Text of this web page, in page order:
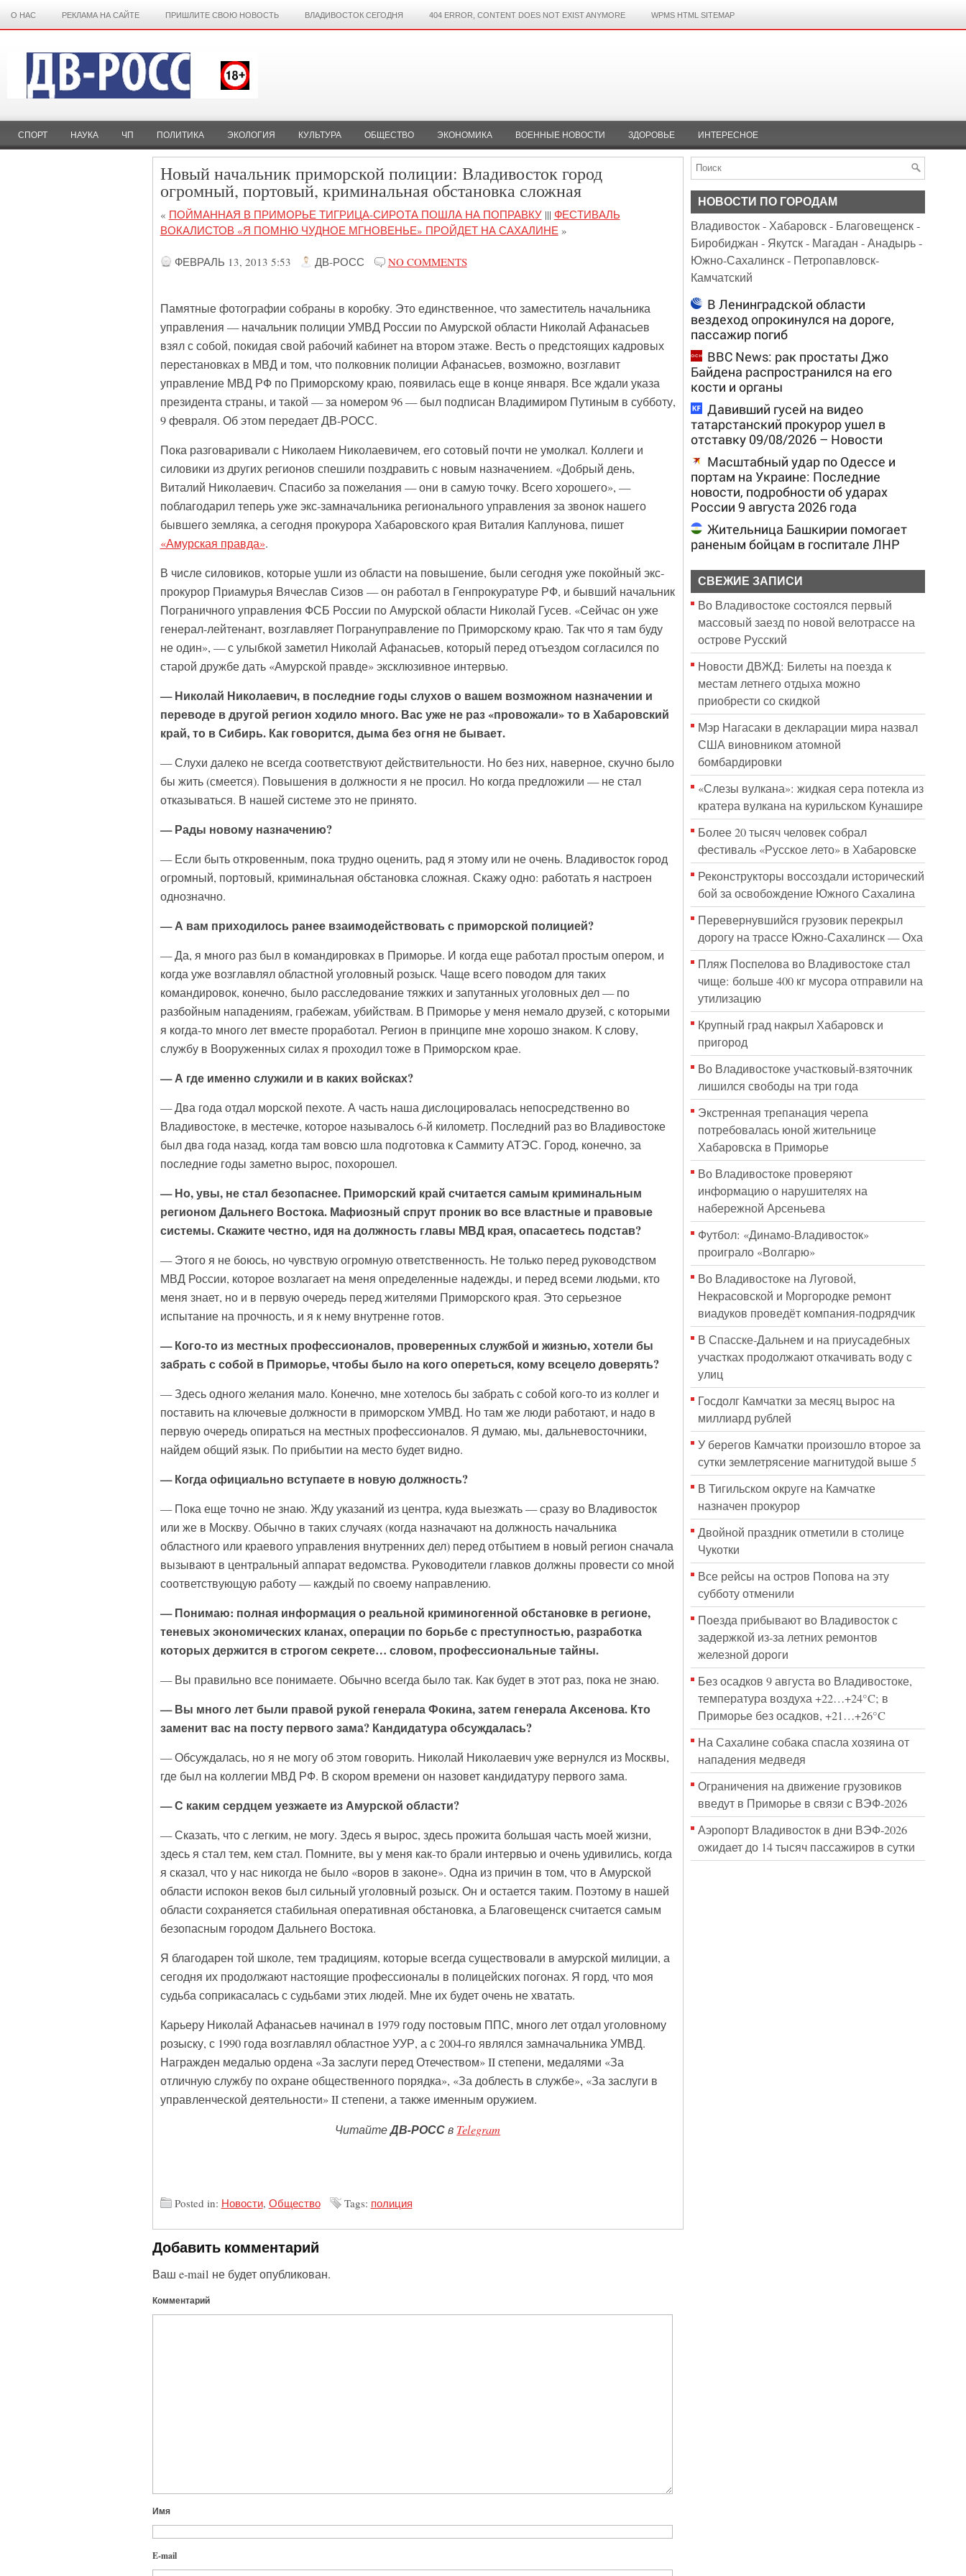
О НАС РЕКЛАМА НА САЙТЕ ПРИШЛИТЕ СВОЮ НОВОСТЬ ВЛАДИВОСТОК СЕГОДНЯ 404 ERROR, CONTENT DOES NOT EXIST ANYMORE WPMS HTML SITEMAP
СПОРТ НАУКА ЧП ПОЛИТИКА ЭКОЛОГИЯ КУЛЬТУРА ОБЩЕСТВО ЭКОНОМИКА ВОЕННЫЕ НОВОСТИ ЗДОРОВЬЕ ИНТЕРЕСНОЕ
Новый начальник приморской полиции: Владивосток город
огромный, портовый, криминальная обстановка сложная
« ПОЙМАННАЯ В ПРИМОРЬЕ ТИГРИЦА-СИРОТА ПОШЛА НА ПОПРАВКУ||| ФЕСТИВАЛЬ
ВОКАЛИСТОВ «Я ПОМНЮ ЧУДНОЕ МГНОВЕНЬЕ» ПРОЙДЕТ НА САХАЛИНЕ»
ФЕВРАЛЬ 13, 2013 5:53 ДВ-РОСС NO COMMENTS
Памятные фотографии собраны в коробку. Это единственное, что заместитель начальника
управления — начальник полиции УМВД России по Амурской области Николай Афанасьев
взял с собой, покидая свой рабочий кабинет на втором этаже. Весть о предстоящих кадровых
перестановках в МВД и том, что полковник полиции Афанасьев, возможно, возглавит
управление МВД РФ по Приморскому краю, появилась еще в конце января. Все ждали указа
президента страны, и такой — за номером 96 — был подписан Владимиром Путиным в субботу,
9 февраля. Об этом передает ДВ-РОСС.
Пока разговаривали с Николаем Николаевичем, его сотовый почти не умолкал. Коллеги и
силовики из других регионов спешили поздравить с новым назначением. «Добрый день,
Виталий Николаевич. Спасибо за пожелания — они в самую точку. Всего хорошего», —
поблагодарил теперь уже экс-замначальника регионального управления за звонок нашего
бывшего земляка, а сегодня прокурора Хабаровского края Виталия Каплунова, пишет
«Амурская правда».
В числе силовиков, которые ушли из области на повышение, были сегодня уже покойный экс-
прокурор Приамурья Вячеслав Сизов — он работал в Генпрокуратуре РФ, и бывший начальник
Пограничного управления ФСБ России по Амурской области Николай Гусев. «Сейчас он уже
генерал-лейтенант, возглавляет Погрануправление по Приморскому краю. Так что я там буду
не один», — с улыбкой заметил Николай Афанасьев, который перед отъездом согласился по
старой дружбе дать «Амурской правде» эксклюзивное интервью.
— Николай Николаевич, в последние годы слухов о вашем возможном назначении и
переводе в другой регион ходило много. Вас уже не раз «провожали» то в Хабаровский
край, то в Сибирь. Как говорится, дыма без огня не бывает.
— Слухи далеко не всегда соответствуют действительности. Но без них, наверное, скучно было
бы жить (смеется). Повышения в должности я не просил. Но когда предложили — не стал
отказываться. В нашей системе это не принято.
— Рады новому назначению?
— Если быть откровенным, пока трудно оценить, рад я этому или не очень. Владивосток город
огромный, портовый, криминальная обстановка сложная. Скажу одно: работать я настроен
однозначно.
— А вам приходилось ранее взаимодействовать с приморской полицией?
— Да, я много раз был в командировках в Приморье. И когда еще работал простым опером, и
когда уже возглавлял областной уголовный розыск. Чаще всего поводом для таких
командировок, конечно, было расследование тяжких и запутанных уголовных дел — по
разбойным нападениям, грабежам, убийствам. В Приморье у меня немало друзей, с которыми
я когда-то много лет вместе проработал. Регион в принципе мне хорошо знаком. К слову,
службу в Вооруженных силах я проходил тоже в Приморском крае.
— А где именно служили и в каких войсках?
— Два года отдал морской пехоте. А часть наша дислоцировалась непосредственно во
Владивостоке, в местечке, которое называлось 6-й километр. Последний раз во Владивостоке
был два года назад, когда там вовсю шла подготовка к Саммиту АТЭС. Город, конечно, за
последние годы заметно вырос, похорошел.
— Но, увы, не стал безопаснее. Приморский край считается самым криминальным
регионом Дальнего Востока. Мафиозный спрут проник во все властные и правовые
системы. Скажите честно, идя на должность главы МВД края, опасаетесь подстав?
— Этого я не боюсь, но чувствую огромную ответственность. Не только перед руководством
МВД России, которое возлагает на меня определенные надежды, и перед всеми людьми, кто
меня знает, но и в первую очередь перед жителями Приморского края. Это серьезное
испытание на прочность, и я к нему внутренне готов.
— Кого-то из местных профессионалов, проверенных службой и жизнью, хотели бы
забрать с собой в Приморье, чтобы было на кого опереться, кому всецело доверять?
— Здесь одного желания мало. Конечно, мне хотелось бы забрать с собой кого-то из коллег и
поставить на ключевые должности в приморском УМВД. Но там же люди работают, и надо в
первую очередь опираться на местных профессионалов. Я думаю, мы, дальневосточники,
найдем общий язык. По прибытии на место будет видно.
— Когда официально вступаете в новую должность?
— Пока еще точно не знаю. Жду указаний из центра, куда выезжать — сразу во Владивосток
или же в Москву. Обычно в таких случаях (когда назначают на должность начальника
областного или краевого управления внутренних дел) перед отбытием в новый регион сначала
вызывают в центральный аппарат ведомства. Руководители главков должны провести со мной
соответствующую работу — каждый по своему направлению.
— Понимаю: полная информация о реальной криминогенной обстановке в регионе,
теневых экономических кланах, операции по борьбе с преступностью, разработка
которых держится в строгом секрете… словом, профессиональные тайны.
— Вы правильно все понимаете. Обычно всегда было так. Как будет в этот раз, пока не знаю.
— Вы много лет были правой рукой генерала Фокина, затем генерала Аксенова. Кто
заменит вас на посту первого зама? Кандидатура обсуждалась?
— Обсуждалась, но я не могу об этом говорить. Николай Николаевич уже вернулся из Москвы,
где был на коллегии МВД РФ. В скором времени он назовет кандидатуру первого зама.
— С каким сердцем уезжаете из Амурской области?
— Сказать, что с легким, не могу. Здесь я вырос, здесь прожита большая часть моей жизни,
здесь я стал тем, кем стал. Помните, вы у меня как-то брали интервью и очень удивились, когда
я сказал, что у нас никогда не было «воров в законе». Одна из причин в том, что в Амурской
области испокон веков был сильный уголовный розыск. Он и остается таким. Поэтому в нашей
области сохраняется стабильная оперативная обстановка, а Благовещенск считается самым
безопасным городом Дальнего Востока.
Я благодарен той школе, тем традициям, которые всегда существовали в амурской милиции, а
сегодня их продолжают настоящие профессионалы в полицейских погонах. Я горд, что моя
судьба соприкасалась с судьбами этих людей. Мне их будет очень не хватать.
Карьеру Николай Афанасьев начинал в 1979 году постовым ППС, много лет отдал уголовному
розыску, с 1990 года возглавлял областное УУР, а с 2004-го являлся замначальника УМВД.
Награжден медалью ордена «За заслуги перед Отечеством» II степени, медалями «За
отличную службу по охране общественного порядка», «За доблесть в службе», «За заслуги в
управленческой деятельности» II степени, а также именным оружием.
ЧитайтеДВ-РОССв Telegram
Posted in: Новости, Общество Tags: полиция
Добавить комментарий
Ваш e-mail не будет опубликован.
Комментарий
Имя
E-mail
НОВОСТИ ПО ГОРОДАМ
Владивосток-Хабаровск- Благовещенск-
Биробиджан - Якутск- Магадан -Анадырь-
Южно-Сахалинск- Петропавловск-
Камчатский
В Ленинградской области
вездеход опрокинулся на дороге,
пассажир погиб
BBC News: рак простаты Джо
Байдена распространился на его
кости и органы
Давивший гусей на видео
татарстанский прокурор ушел в
отставку 09/08/2026 – Новости
Масштабный удар по Одессе и
портам на Украине: Последние
новости, подробности об ударах
России 9 августа 2026 года
Жительница Башкирии помогает
раненым бойцам в госпитале ЛНР
СВЕЖИЕ ЗАПИСИ
Во Владивостоке состоялся первый
массовый заезд по новой велотрассе на
острове Русский
Новости ДВЖД: Билеты на поезда к
местам летнего отдыха можно
приобрести со скидкой
Мэр Нагасаки в декларации мира назвал
США виновником атомной
бомбардировки
«Слезы вулкана»: жидкая сера потекла из
кратера вулкана на курильском Кунашире
Более 20 тысяч человек собрал
фестиваль «Русское лето» в Хабаровске
Реконструкторы воссоздали исторический
бой за освобождение Южного Сахалина
Перевернувшийся грузовик перекрыл
дорогу на трассе Южно-Сахалинск — Оха
Пляж Поспелова во Владивостоке стал
чище: больше 400 кг мусора отправили на
утилизацию
Крупный град накрыл Хабаровск и
пригород
Во Владивостоке участковый-взяточник
лишился свободы на три года
Экстренная трепанация черепа
потребовалась юной жительнице
Хабаровска в Приморье
Во Владивостоке проверяют
информацию о нарушителях на
набережной Арсеньева
Футбол: «Динамо-Владивосток»
проиграло «Волгарю»
Во Владивостоке на Луговой,
Некрасовской и Моргородке ремонт
виадуков проведёт компания-подрядчик
В Спасске-Дальнем и на приусадебных
участках продолжают откачивать воду с
улиц
Госдолг Камчатки за месяц вырос на
миллиард рублей
У берегов Камчатки произошло второе за
сутки землетрясение магнитудой выше 5
В Тигильском округе на Камчатке
назначен прокурор
Двойной праздник отметили в столице
Чукотки
Все рейсы на остров Попова на эту
субботу отменили
Поезда прибывают во Владивосток с
задержкой из-за летних ремонтов
железной дороги
Без осадков 9 августа во Владивостоке,
температура воздуха +22…+24°C; в
Приморье без осадков, +21…+26°C
На Сахалине собака спасла хозяина от
нападения медведя
Ограничения на движение грузовиков
введут в Приморье в связи с ВЭФ-2026
Аэропорт Владивосток в дни ВЭФ-2026
ожидает до 14 тысяч пассажиров в сутки